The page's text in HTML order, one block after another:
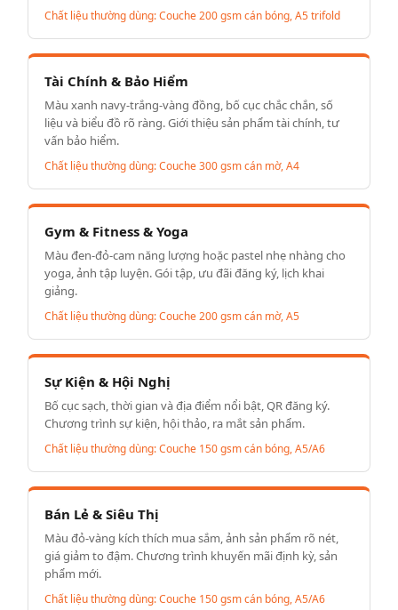
Chất liệu thường dùng: Couche 200 gsm cán bóng, A5 trifold
Tài Chính & Bảo Hiểm
Màu xanh navy-trắng-vàng đồng, bố cục chắc chắn, số
liệu và biểu đồ rõ ràng. Giới thiệu sản phẩm tài chính, tư
vấn bảo hiểm.
Chất liệu thường dùng: Couche 300 gsm cán mờ, A4
Gym & Fitness & Yoga
Màu đen-đỏ-cam năng lượng hoặc pastel nhẹ nhàng cho
yoga, ảnh tập luyện. Gói tập, ưu đãi đăng ký, lịch khai
giảng.
Chất liệu thường dùng: Couche 200 gsm cán mờ, A5
Sự Kiện & Hội Nghị
Bố cục sạch, thời gian và địa điểm nổi bật, QR đăng ký.
Chương trình sự kiện, hội thảo, ra mắt sản phẩm.
Chất liệu thường dùng: Couche 150 gsm cán bóng, A5/A6
Bán Lẻ & Siêu Thị
Màu đỏ-vàng kích thích mua sắm, ảnh sản phẩm rõ nét,
giá giảm to đậm. Chương trình khuyến mãi định kỳ, sản
phẩm mới.
Chất liệu thường dùng: Couche 150 gsm cán bóng, A5/A6